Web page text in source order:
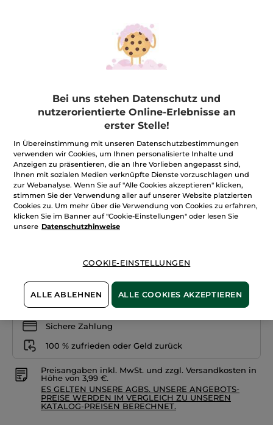
Foundation Zéro Défaut
Den ganzen Tag lang ein makelloser, ebenmäßiger
★★★★★
★★★★★
Sternen.
Bewertungen
anzeigen.
Foundation
Zéro
Défaut
(282) BEWERTUNG VERFASSEN
27,90€*
93,00€ / 100ml
Rosé 000
+24
Menge
IN DEN WARENKORB
Freie Versandkosten ab 20€
Lieferung zwischen dem 11/08 und dem 12/08
Sichere Zahlung
100 % zufrieden oder Geld zurück
Preisangaben inkl. MwSt. und zzgl. Versandkosten in
Höhe von 3,99 €.
ES GELTEN UNSERE AGBS. UNSERE ANGEBOTS-
PREISE WERDEN IM VERGLEICH ZU UNSEREN
KATALOG-PREISEN BERECHNET.
Bei uns stehen Datenschutz und
nutzerorientierte Online-Erlebnisse an
erster Stelle!
In Übereinstimmung mit unseren Datenschutzbestimmungen
verwenden wir Cookies, um Ihnen personalisierte Inhalte und
Anzeigen zu präsentieren, die an Ihre Vorlieben angepasst sind,
Ihnen mit sozialen Medien verknüpfte Dienste vorzuschlagen und
zur Webanalyse. Wenn Sie auf "Alle Cookies akzeptieren" klicken,
stimmen Sie der Verwendung aller auf unserer Website platzierten
Cookies zu. Um mehr über die Verwendung von Cookies zu erfahren,
klicken Sie im Banner auf "Cookie-Einstellungen" oder lesen Sie
unsere Datenschutzhinweise
COOKIE-EINSTELLUNGEN
ALLE ABLEHNEN ALLE COOKIES AKZEPTIEREN